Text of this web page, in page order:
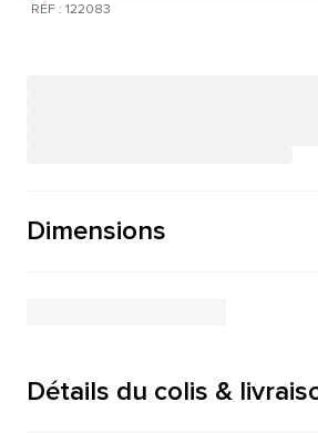
RÉF : 122083
Dimensions
Détails du colis &